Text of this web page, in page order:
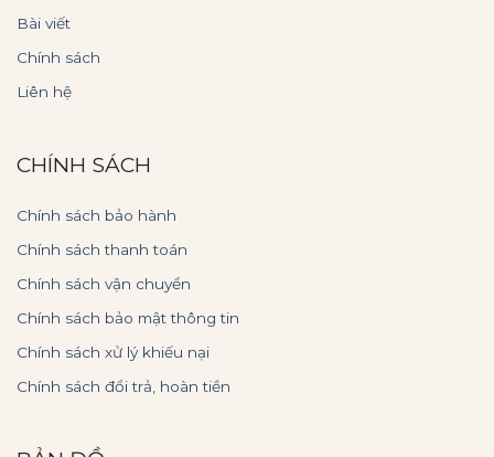
Bài viết
Chính sách
Liên hệ
CHÍNH SÁCH
Chính sách bảo hành
Chính sách thanh toán
Chính sách vận chuyển
Chính sách bảo mật thông tin
Chính sách xử lý khiếu nại
Chính sách đổi trả, hoàn tiền